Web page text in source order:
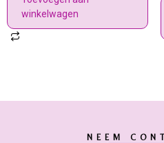
winkelwagen
NEEM